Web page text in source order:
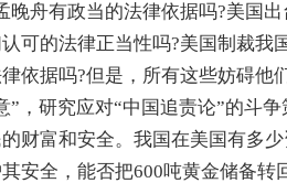
晚舟有政当的法律依据吗?美国
可的法律正当性吗?美国制裁我
依据吗?但是，所有这些妨碍他
，研究应对“中国追责论”的斗
财富和安全。我国在美国有多
安全，能否把600吨黄金储备转